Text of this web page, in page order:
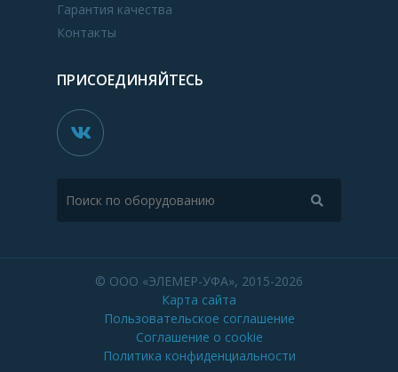
Гарантия качества
Контакты
ПРИСОЕДИНЯЙТЕСЬ
© ООО «ЭЛЕМЕР-УФА», 2015-2026
Карта сайта
Пользовательское соглашение
Соглашение о cookie
Политика конфиденциальности